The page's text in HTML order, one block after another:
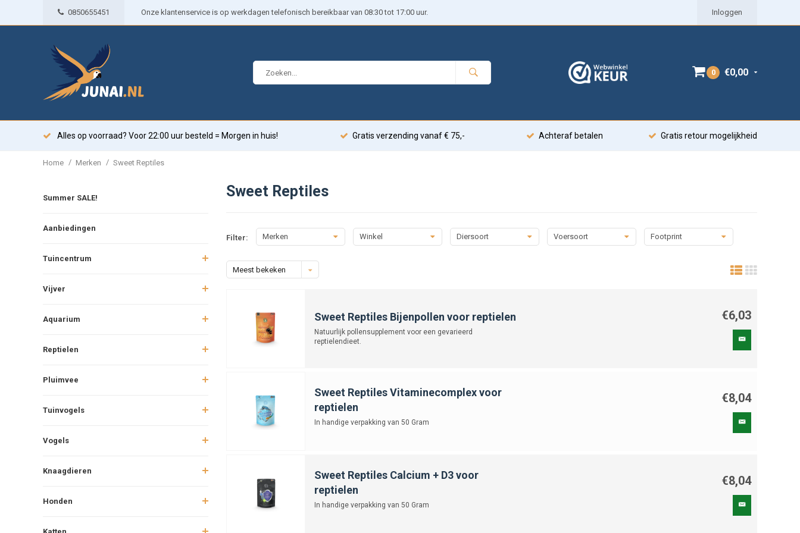
0850655451 Onze klantenservice is op werkdagen telefonisch bereikbaar van 08:30 tot 17:00 uur. Inloggen
0 €0,00
Alles op voorraad? Voor 22:00 uur besteld = Morgen in huis! Gratis verzending vanaf € 75,- Achteraf betalen Gratis retour mogelijkheid
Home / Merken / Sweet Reptiles
Summer SALE!
Aanbiedingen
Tuincentrum
Vijver
Aquarium
Reptielen
Pluimvee
Tuinvogels
Vogels
Knaagdieren
Honden
Sweet Reptiles
Filter: Merken Winkel Diersoort Voersoort Footprint
Meest bekeken
Sweet Reptiles Bijenpollen voor reptielen
Natuurlijk pollensupplement voor een gevarieerd
reptielendieet.
€6,03
Sweet Reptiles Vitaminecomplex voor
reptielen
In handige verpakking van 50 Gram
€8,04
Sweet Reptiles Calcium + D3 voor
reptielen
In handige verpakking van 50 Gram
€8,04